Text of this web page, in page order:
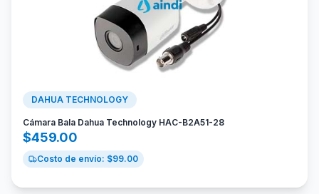
DAHUA TECHNOLOGY
Cámara Bala Dahua Technology HAC-B2A51-28
$459.00
Costo de envío: $99.00